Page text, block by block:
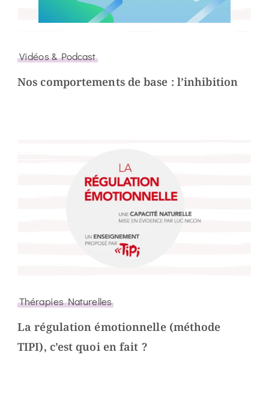
Vidéos & Podcast
Nos comportements de base : l’inhibition
Thérapies Naturelles
La régulation émotionnelle (méthode
TIPI), c’est quoi en fait ?